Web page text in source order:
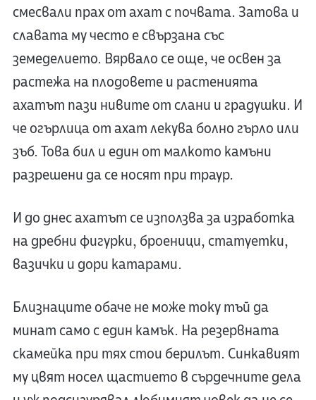
смесвали прах от ахат с почвата. Затова и
славата му често е свързана със
земеделието. Вярвало се още, че освен за
растежа на плодовете и растенията
ахатът пази нивите от слани и градушки. И
че огърлица от ахат лекува болно гърло или
зъб. Това бил и един от малкото камъни
разрешени да се носят при траур.
И до днес ахатът се използва за изработка
на дребни фигурки, броеници, статуетки,
вазички и дори катарами.
Близнаците обаче не може току тъй да
минат само с един камък. На резервната
скамейка при тях стои берилът. Синкавият
му цвят носел щастието в сърдечните дела